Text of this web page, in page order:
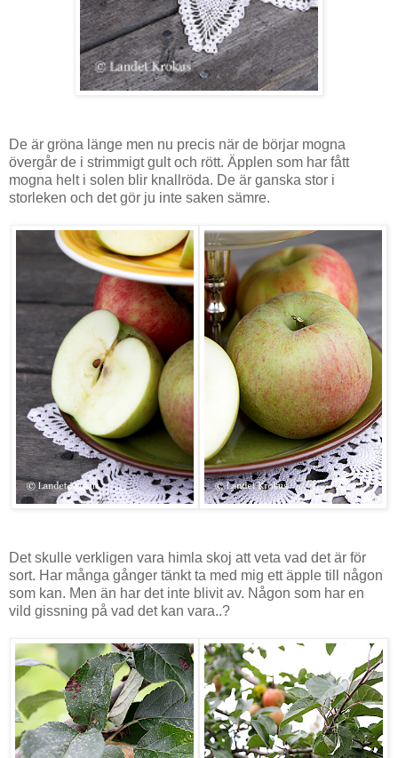
De är gröna länge men nu precis när de börjar mogna
övergår de i strimmigt gult och rött. Äpplen som har fått
mogna helt i solen blir knallröda. De är ganska stor i
storleken och det gör ju inte saken sämre.
Det skulle verkligen vara himla skoj att veta vad det är för
sort. Har många gånger tänkt ta med mig ett äpple till någon
som kan. Men än har det inte blivit av. Någon som har en
vild gissning på vad det kan vara..?